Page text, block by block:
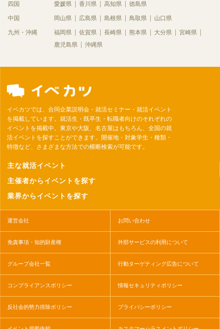
四国 愛媛県 香川県 高知県 徳島県
中国 岡山県 広島県 島根県 鳥取県 山口県
九州・沖縄 福岡県 佐賀県 長崎県 熊本県 大分県
宮崎県
鹿児島県
沖縄県
イベカツでは、合同企業説明会・就活セミナー・就活イベント
を掲載しています。就活生・既卒生・転職者向けのそれぞれの
イベントを掲載中。東京や大阪、名古屋はもちろん、全国の就
活イベントを探すことができます。開催地・対象学生・種類・
特徴など、さまざまな方法での横断検索が可能です。
主な就活イベント
主催者からイベントを探す
業界からイベントを探す
運営会社 お問い合わせ
免責事項・知的財産権 外部サービスの利用について
グループ会社一覧 行動ターゲティング広告について
コンプライアンスポリシー 情報セキュリティポリシー
反社会的勢力排除ポリシー プライバシーポリシー